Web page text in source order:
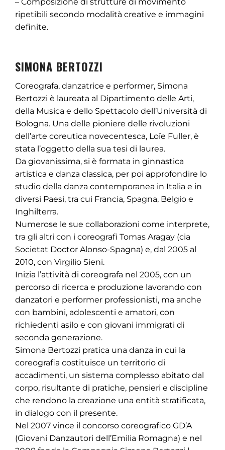
ripetibili secondo modalità creative e immagini
definite.
SIMONA BERTOZZI
Coreografa, danzatrice e performer, Simona
Bertozzi è laureata al Dipartimento delle Arti,
della Musica e dello Spettacolo dell’Università di
Bologna. Una delle pioniere delle rivoluzioni
dell’arte coreutica novecentesca, Loïe Fuller, è
stata l’oggetto della sua tesi di laurea.
Da giovanissima, si è formata in ginnastica
artistica e danza classica, per poi approfondire lo
studio della danza contemporanea in Italia e in
diversi Paesi, tra cui Francia, Spagna, Belgio e
Inghilterra.
Numerose le sue collaborazioni come interprete,
tra gli altri con i coreografi Tomas Aragay (cia
Societat Doctor Alonso-Spagna) e, dal 2005 al
2010, con Virgilio Sieni.
Inizia l’attività di coreografa nel 2005, con un
percorso di ricerca e produzione lavorando con
danzatori e performer professionisti, ma anche
con bambini, adolescenti e amatori, con
richiedenti asilo e con giovani immigrati di
seconda generazione.
Simona Bertozzi pratica una danza in cui la
coreografia costituisce un territorio di
accadimenti, un sistema complesso abitato dal
corpo, risultante di pratiche, pensieri e discipline
che rendono la creazione una entità stratificata,
in dialogo con il presente.
Nel 2007 vince il concorso coreografico GD’A
(Giovani Danzautori dell’Emilia Romagna) e nel